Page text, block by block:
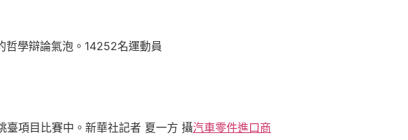
哲學辯論氣泡。14252名運動員
臺項目比賽中。新華社記者 夏一方 攝汽車零件進口商